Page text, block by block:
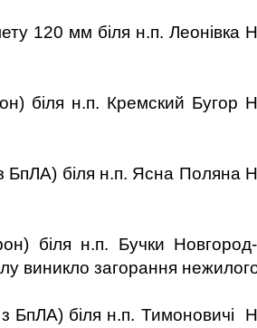
120 мм біля н.п. Леонівка
біля н.п. Кремский Бугор
БпЛА) біля н.п. Ясна Поляна
біля н.п. Бучки Новгород-
виникло загорання
БпЛА) біля н.п. Тимоновичі